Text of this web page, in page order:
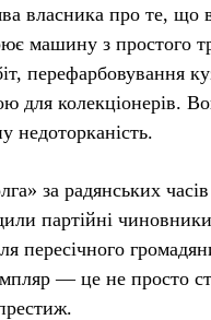
власника про те, що в
машину з простого
перефарбовування
для колекціонерів.
недоторканість.
за радянських
партійні
пересічного
— це не просто